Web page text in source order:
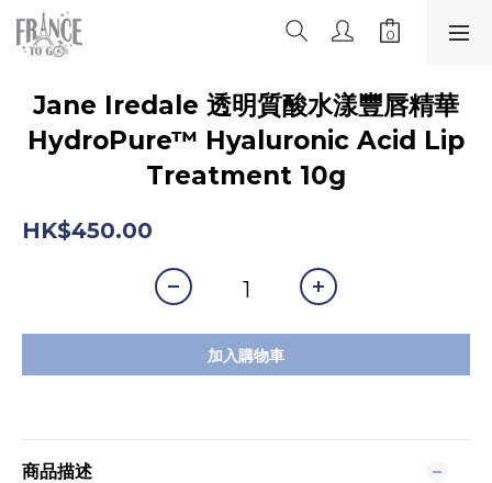
Jane Iredale 透明質酸水漾豐唇精華
HydroPure™ Hyaluronic Acid Lip
Treatment 10g
HK$450.00
加入購物車
商品描述